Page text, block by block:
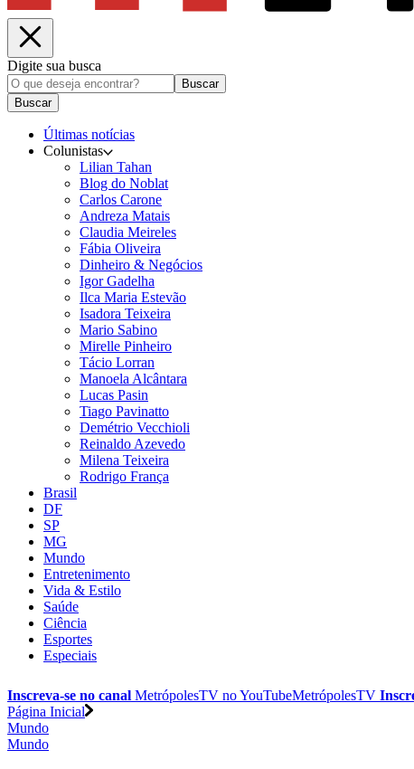
Digite sua busca
Buscar
Buscar
Últimas notícias
Colunistas
Lilian Tahan
Blog do Noblat
Carlos Carone
Andreza Matais
Claudia Meireles
Fábia Oliveira
Dinheiro & Negócios
Igor Gadelha
Ilca Maria Estevão
Isadora Teixeira
Mario Sabino
Mirelle Pinheiro
Tácio Lorran
Manoela Alcântara
Lucas Pasin
Tiago Pavinatto
Demétrio Vecchioli
Reinaldo Azevedo
Milena Teixeira
Rodrigo França
Brasil
DF
SP
MG
Mundo
Entretenimento
Vida & Estilo
Saúde
Ciência
Esportes
Especiais
Inscreva-se no canal MetrópolesTV noYouTubeMetrópolesTV
Página Inicial
Mundo
Mundo